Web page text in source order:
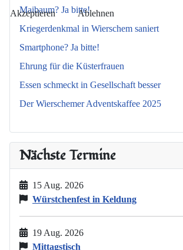
Maibaum? Ja bitte!
Kriegerdenkmal in Wierschem saniert
Smartphone? Ja bitte!
Ehrung für die Küsterfrauen
Essen schmeckt in Gesellschaft besser
Der Wierschemer Adventskaffee 2025
Nächste Termine
15 Aug. 2026
Würstchenfest in Keldung
19 Aug. 2026
Mittagstisch
Akzeptieren Ablehnen